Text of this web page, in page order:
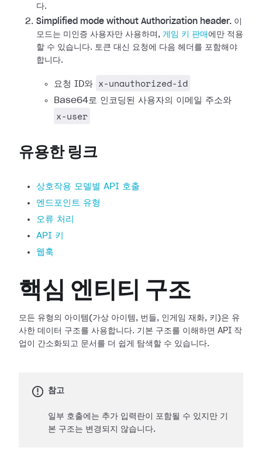
다.
Simplified mode without Authorization header. 이
모드는 미인증 사용자만 사용하며, 게임 키 판매 에만 적용
할 수 있습니다. 토큰 대신 요청에 다음 헤더를 포함해야
합니다.
요청 ID와 x-unauthorized-id
Base64로 인코딩된 사용자의 이메일 주소와
x-user
유용한 링크
상호작용 모델별 API 호출
엔드포인트 유형
오류 처리
API 키
웹훅
핵심 엔티티 구조
모든 유형의 아이템(가상 아이템, 번들, 인게임 재화, 키)은 유
사한 데이터 구조를 사용합니다. 기본 구조를 이해하면 API 작
업이 간소화되고 문서를 더 쉽게 탐색할 수 있습니다.
참고
일부 호출에는 추가 입력란이 포함될 수 있지만 기
본 구조는 변경되지 않습니다.